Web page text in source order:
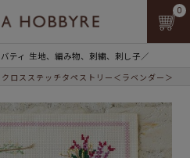
ティ 生地、編み物、刺繍、刺し子／
0
クロスステッチタペストリー＜ラベンダー＞